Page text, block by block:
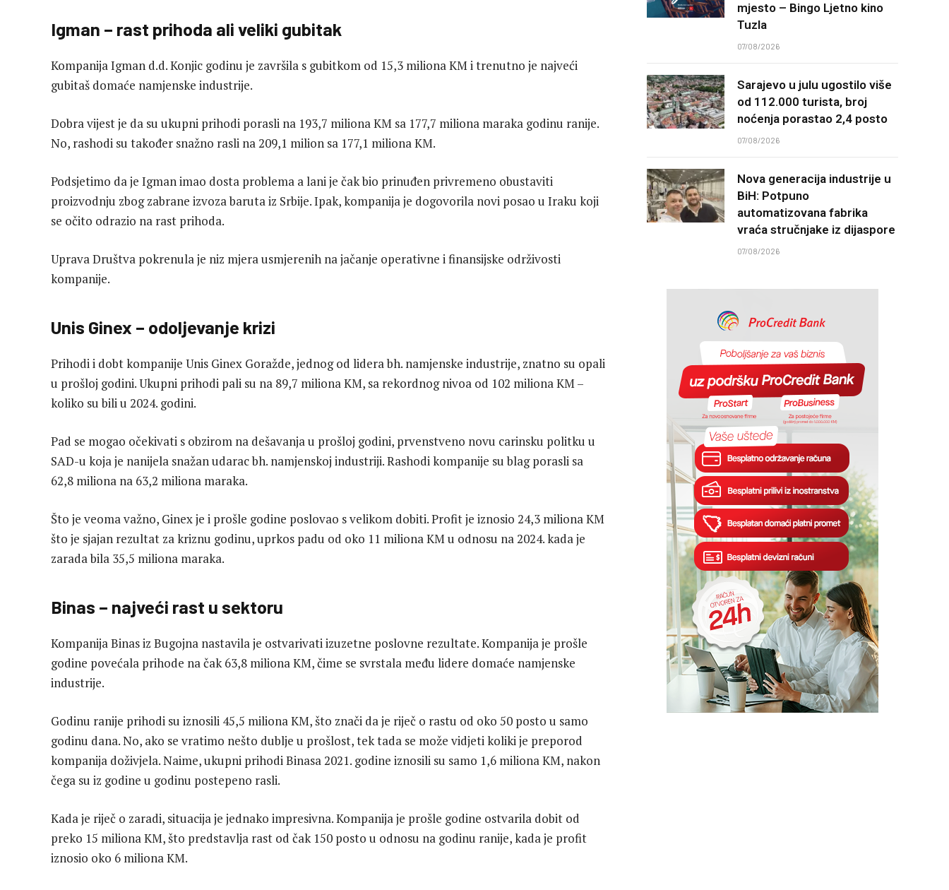
Igman – rast prihoda ali veliki gubitak
Kompanija Igman d.d. Konjic godinu je završila s gubitkom od 15,3 miliona KM i trenutno je najveći
gubitaš domaće namjenske industrije.
Dobra vijest je da su ukupni prihodi porasli na 193,7 miliona KM sa 177,7 miliona maraka godinu ranije.
No, rashodi su također snažno rasli na 209,1 milion sa 177,1 miliona KM.
Podsjetimo da je Igman imao dosta problema a lani je čak bio prinuđen privremeno obustaviti
proizvodnju zbog zabrane izvoza baruta iz Srbije. Ipak, kompanija je dogovorila novi posao u Iraku koji
se očito odrazio na rast prihoda.
Uprava Društva pokrenula je niz mjera usmjerenih na jačanje operativne i finansijske održivosti
kompanije.
Unis Ginex – odoljevanje krizi
Prihodi i dobt kompanije Unis Ginex Goražde, jednog od lidera bh. namjenske industrije, znatno su opali
u prošloj godini. Ukupni prihodi pali su na 89,7 miliona KM, sa rekordnog nivoa od 102 miliona KM –
koliko su bili u 2024. godini.
Pad se mogao očekivati s obzirom na dešavanja u prošloj godini, prvenstveno novu carinsku politku u
SAD-u koja je nanijela snažan udarac bh. namjenskoj industriji. Rashodi kompanije su blag porasli sa
62,8 miliona na 63,2 miliona maraka.
Što je veoma važno, Ginex je i prošle godine poslovao s velikom dobiti. Profit je iznosio 24,3 miliona KM
što je sjajan rezultat za kriznu godinu, uprkos padu od oko 11 miliona KM u odnosu na 2024. kada je
zarada bila 35,5 miliona maraka.
Binas – najveći rast u sektoru
Kompanija Binas iz Bugojna nastavila je ostvarivati izuzetne poslovne rezultate. Kompanija je prošle
godine povećala prihode na čak 63,8 miliona KM, čime se svrstala među lidere domaće namjenske
industrije.
Godinu ranije prihodi su iznosili 45,5 miliona KM, što znači da je riječ o rastu od oko 50 posto u samo
godinu dana. No, ako se vratimo nešto dublje u prošlost, tek tada se može vidjeti koliki je preporod
kompanija doživjela. Naime, ukupni prihodi Binasa 2021. godine iznosili su samo 1,6 miliona KM, nakon
čega su iz godine u godinu postepeno rasli.
Kada je riječ o zaradi, situacija je jednako impresivna. Kompanija je prošle godine ostvarila dobit od
preko 15 miliona KM, što predstavlja rast od čak 150 posto u odnosu na godinu ranije, kada je profit
iznosio oko 6 miliona KM.
mjesto – Bingo Ljetno kino
Tuzla
07/08/2026
Sarajevo u julu ugostilo više
od 112.000 turista, broj
noćenja porastao 2,4 posto
07/08/2026
Nova generacija industrije u
BiH: Potpuno
automatizovana fabrika
vraća stručnjake iz dijaspore
07/08/2026